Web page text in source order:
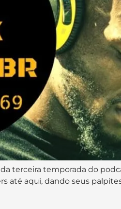
terceira temporada do
até aqui, dando seus